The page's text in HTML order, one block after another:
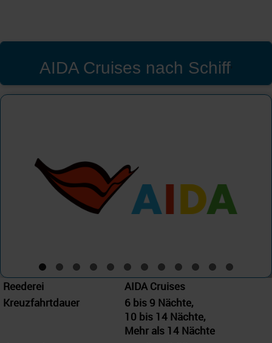
AIDA Cruises nach Schiff'
Reederei
AIDA Cruises
Kreuzfahrtdauer
6 bis 9 Nächte,
10 bis 14 Nächte,
Mehr als 14 Nächte